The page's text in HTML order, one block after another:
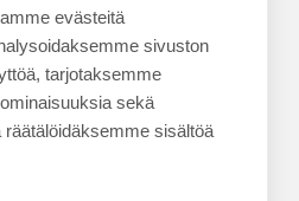
evästeitä
sivuston
tarjotaksemme
sekä
sisältöä